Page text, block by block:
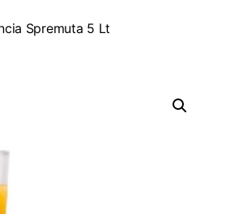
Spremuta 5 Lt